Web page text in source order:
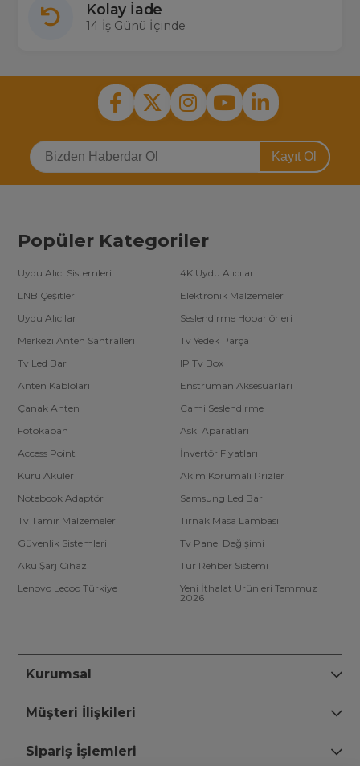
Kolay İade
14 İş Günü İçinde
Kayıt Ol
Popüler Kategoriler
Uydu Alıcı Sistemleri
4K Uydu Alıcılar
LNB Çeşitleri
Elektronik Malzemeler
Uydu Alıcılar
Seslendirme Hoparlörleri
Merkezi Anten Santralleri
Tv Yedek Parça
Tv Led Bar
IP Tv Box
Anten Kabloları
Enstrüman Aksesuarları
Çanak Anten
Cami Seslendirme
Fotokapan
Askı Aparatları
Access Point
İnvertör Fiyatları
Kuru Aküler
Akım Korumalı Prizler
Notebook Adaptör
Samsung Led Bar
Tv Tamir Malzemeleri
Tırnak Masa Lambası
Güvenlik Sistemleri
Tv Panel Değişimi
Akü Şarj Cihazı
Tur Rehber Sistemi
Lenovo Lecoo Türkiye
Yeni İthalat Ürünleri Temmuz
2026
Kurumsal
Müşteri İlişkileri
Sipariş İşlemleri